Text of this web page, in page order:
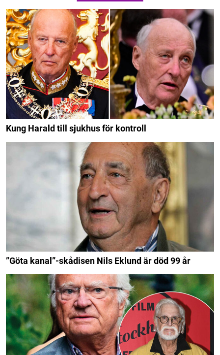
Kung Harald till sjukhus för kontroll
”Göta kanal”-skådisen Nils Eklund är död 99 år